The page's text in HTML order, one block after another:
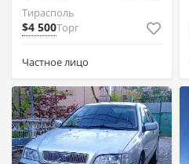
Тирасполь
$4 500Торг
Частное лицо